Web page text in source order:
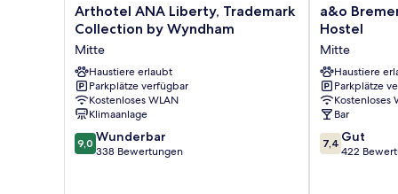
Arthotel
ANA
Trademark
Collection
by
Wyndham
Mitte
Arthotel ANA Liberty, Trademark
Collection by Wyndham
Mitte
Haustiere erlaubt
Parkplätze verfügbar
Kostenloses WLAN
Klimaanlage
9.0
von
9,0 Wunderbar
338 Bewertungen
a&o
Bremen
-
Hostel
Mitte
a&o
Hostel
Mitte
Haustiere
Parkplätze
Kostenloses
Bar
7.4
von
7,4 Gut
422